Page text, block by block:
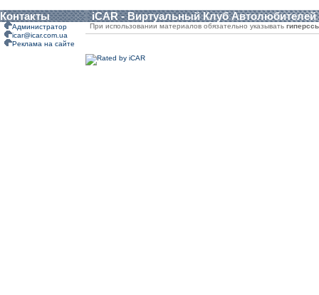
Контакты iCAR - Виртуальный Клуб Автолюбителей
Администратор
icar@icar.com.ua
Реклама на сайте
При использовании материалов обязательно указывать